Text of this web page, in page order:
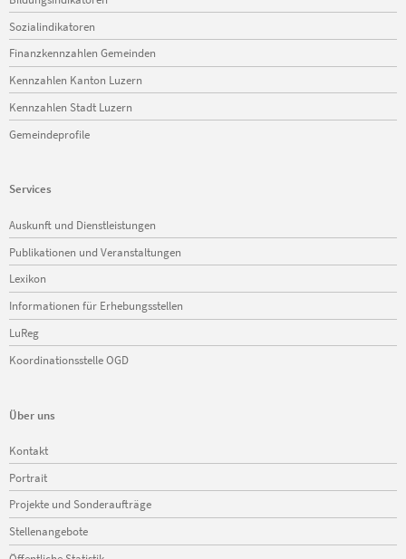
Sozialindikatoren
Finanzkennzahlen Gemeinden
Kennzahlen Kanton Luzern
Kennzahlen Stadt Luzern
Gemeindeprofile
Services
Navigation
überspringen
Auskunft und Dienstleistungen
Publikationen und Veranstaltungen
Lexikon
Informationen für Erhebungsstellen
LuReg
Koordinationsstelle OGD
Über uns
Navigation
überspringen
Kontakt
Portrait
Projekte und Sonderaufträge
Stellenangebote